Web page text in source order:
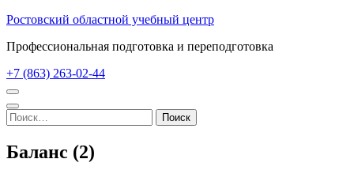
Перейти
содержимому
Enter)
Ростовский областной учебный центр
Профессиональная подготовка и переподготовка
+7 (863) 263-02-44
Найти:
Баланс (2)